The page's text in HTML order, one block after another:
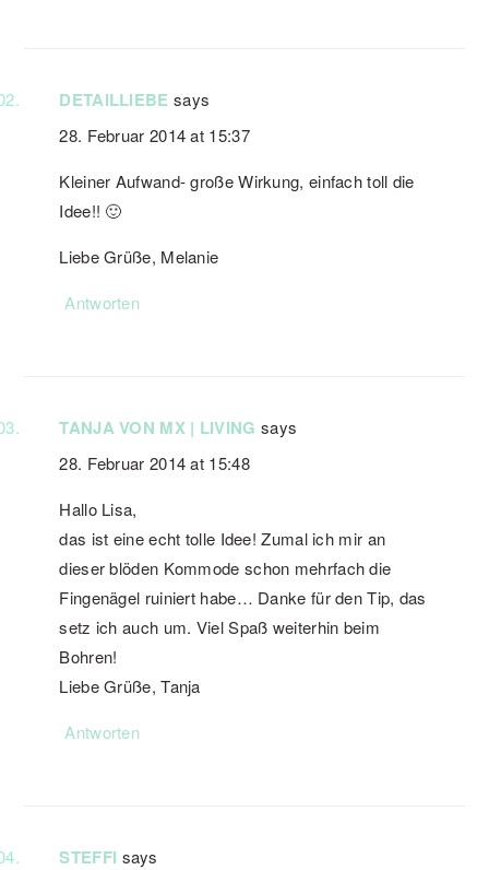
DETAILLIEBE says
28. Februar 2014 at 15:37
Kleiner Aufwand- große Wirkung, einfach toll die
Idee!! 🙂
Liebe Grüße, Melanie
Antworten
TANJA VON MX | LIVING says
28. Februar 2014 at 15:48
Hallo Lisa,
das ist eine echt tolle Idee! Zumal ich mir an
dieser blöden Kommode schon mehrfach die
Fingenägel ruiniert habe… Danke für den Tip, das
setz ich auch um. Viel Spaß weiterhin beim
Bohren!
Liebe Grüße, Tanja
Antworten
STEFFI says